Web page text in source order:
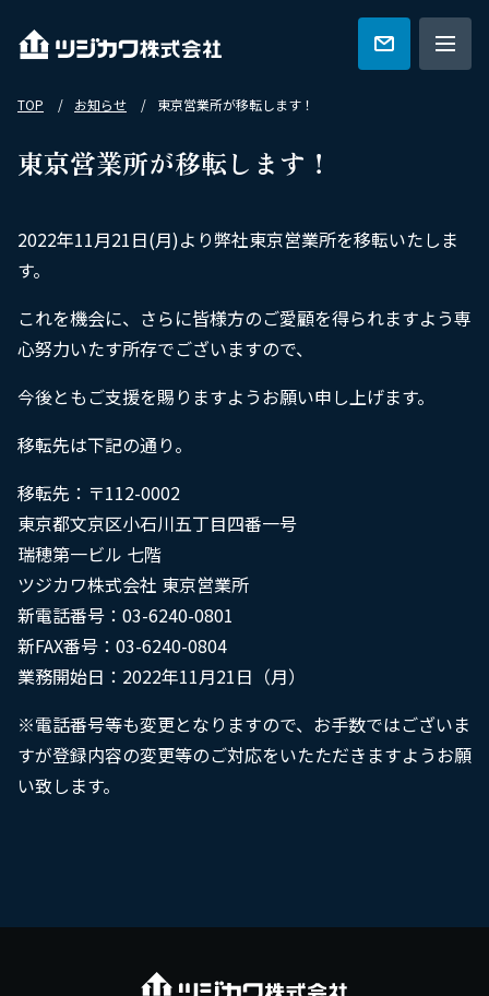
ツジカワの強み
技術紹介
特集一覧
会社概要
お問い合わせ
TOP お知らせ 東京営業所が移転します！
東京営業所が移転します！
2022年11月21日(月)より弊社東京営業所を移転いたしま
す。
これを機会に、さらに皆様方のご愛顧を得られますよう専
心努力いたす所存でございますので、
今後ともご支援を賜りますようお願い申し上げます。
移転先は下記の通り。
移転先：〒112-0002
東京都文京区小石川五丁目四番一号
瑞穂第一ビル 七階
ツジカワ株式会社 東京営業所
新電話番号：03-6240-0801
新FAX番号：03-6240-0804
業務開始日：2022年11月21日（月）
※電話番号等も変更となりますので、お手数ではございま
すが登録内容の変更等のご対応をいたただきますようお願
い致します。